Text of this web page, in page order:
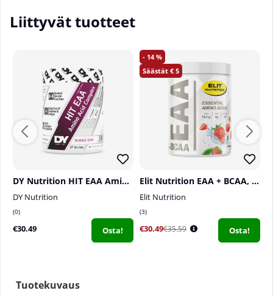
Liittyvät tuotteet
DY Nutrition HIT EAA Amino Acid Complex, 360 g
DY Nutrition
0
€30.49 Osta!
14
5
Elit Nutrition EAA + BCAA, 400 g
Elit Nutrition
3
€30.49€35.59 Osta!
Tuotekuvaus